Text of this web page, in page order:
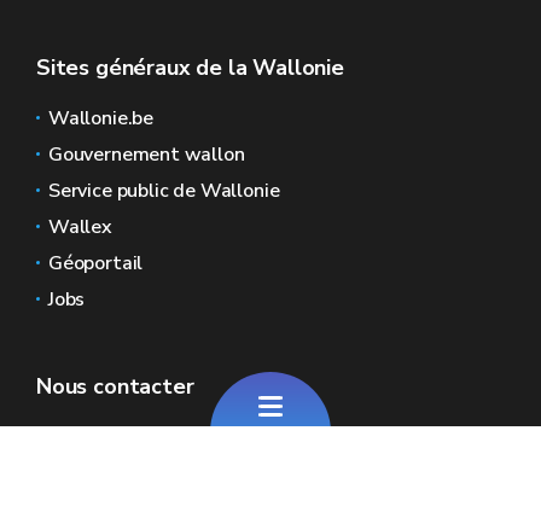
Sites généraux de la Wallonie
Wallonie.be
Gouvernement wallon
Service public de Wallonie
Wallex
Géoportail
Jobs
Nous contacter